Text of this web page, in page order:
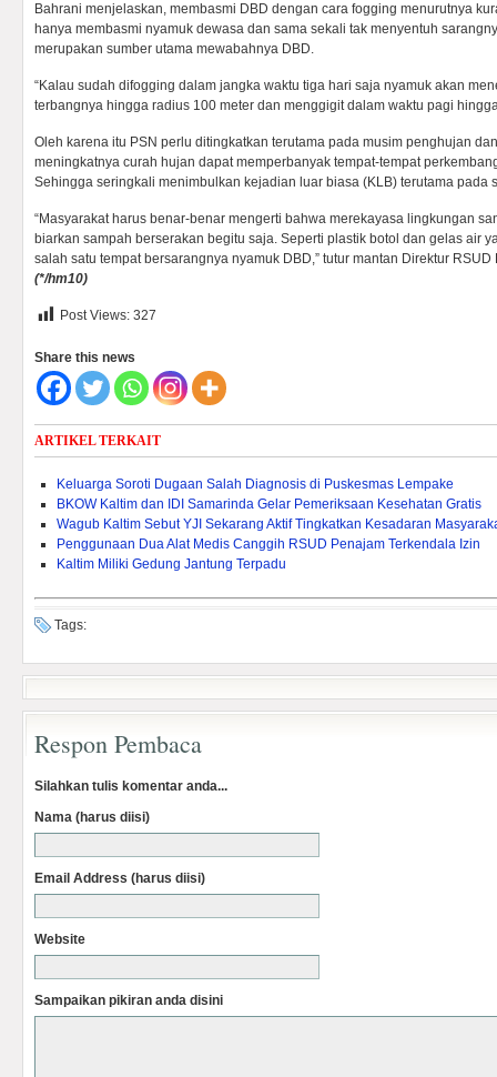
Bahrani menjelaskan, membasmi DBD dengan cara fogging menurutnya
hanya membasmi nyamuk dewasa dan sama sekali tak menyentuh
merupakan sumber utama mewabahnya DBD.
“Kalau sudah difogging dalam jangka waktu tiga hari saja nyamuk akan
terbangnya hingga radius 100 meter dan menggigit dalam waktu pagi
Oleh karena itu PSN perlu ditingkatkan terutama pada musim penghujan
meningkatnya curah hujan dapat memperbanyak tempat-tempat
Sehingga seringkali menimbulkan kejadian luar biasa (KLB) terutama pada
“Masyarakat harus benar-benar mengerti bahwa merekayasa lingkungan
biarkan sampah berserakan begitu saja. Seperti plastik botol dan gelas air
salah satu tempat bersarangnya nyamuk DBD,” tutur mantan Direktur
(*/hm10)
Post Views: 327
Share this news
ARTIKEL TERKAIT
Keluarga Soroti Dugaan Salah Diagnosis di Puskesmas Lempake
BKOW Kaltim dan IDI Samarinda Gelar Pemeriksaan Kesehatan Gratis
Wagub Kaltim Sebut YJI Sekarang Aktif Tingkatkan Kesadaran
Penggunaan Dua Alat Medis Canggih RSUD Penajam Terkendala Izin
Kaltim Miliki Gedung Jantung Terpadu
Tags:
Respon Pembaca
Silahkan tulis komentar anda...
Nama (harus diisi)
Email Address (harus diisi)
Website
Sampaikan pikiran anda disini